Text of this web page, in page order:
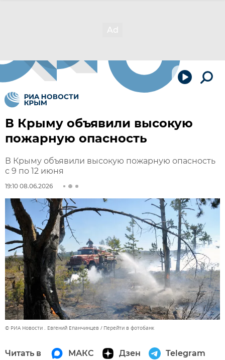
В Крыму объявили высокую
пожарную опасность
В Крыму объявили высокую пожарную опасность
с 9 по 12 июня
19:10 08.06.2026
© РИА Новости . Евгений Епанчинцев Перейти в фотобанк
Читать в МАКС Дзен Telegram